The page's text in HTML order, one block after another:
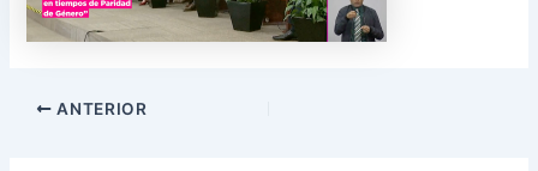
ANTERIOR